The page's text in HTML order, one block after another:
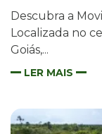
Descubra a
Localizada no
Goiás,...
LER MAIS